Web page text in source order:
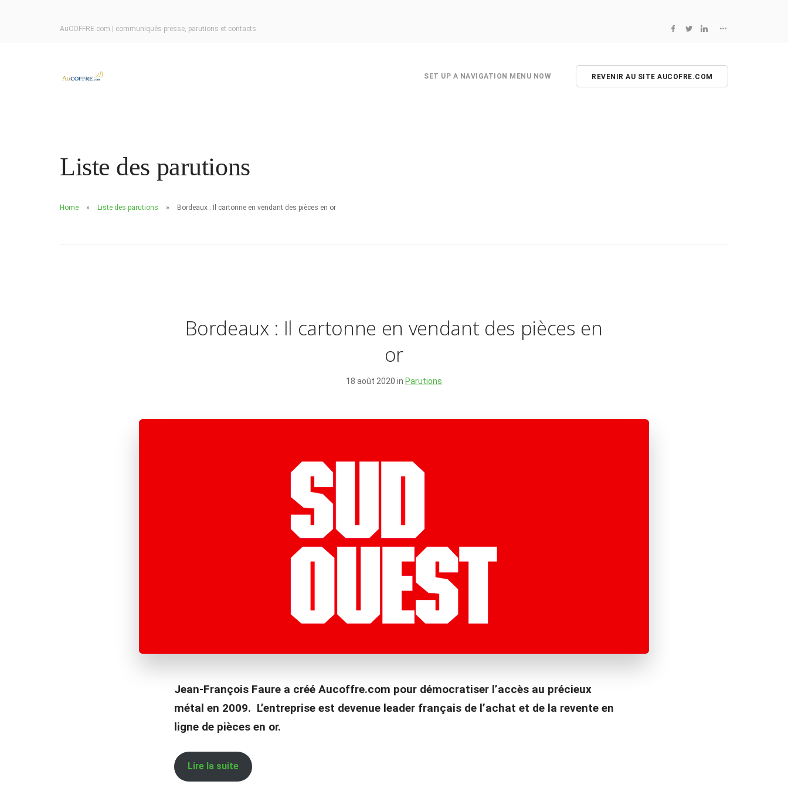
AuCOFFRE.com | communiqués presse, parutions et contacts
SET UP A NAVIGATION MENU NOW REVENIR AU SITE AUCOFRE.COM
Liste des parutions
Home Liste des parutions Bordeaux : Il cartonne en vendant des pièces en or
Bordeaux : Il cartonne en vendant des pièces en
or
18 août 2020 in Parutions
Jean-François Faure a créé Aucoffre.com pour démocratiser l’accès au précieux
métal en 2009. L’entreprise est devenue leader français de l’achat et de la revente en
ligne de pièces en or.
Lire la suite